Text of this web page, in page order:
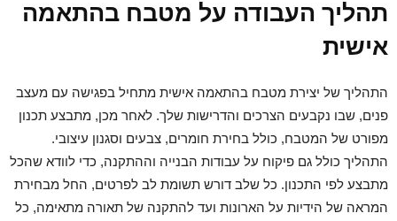
תהליך העבודה על מטבח בהתאמה
אישית
התהליך של יצירת מטבח בהתאמה אישית מתחיל בפגישה עם מעצב
פנים, שבו נקבעים הצרכים והדרישות שלך. לאחר מכן, מתבצע תכנון
מפורט של המטבח, כולל בחירת חומרים, צבעים וסגנון עיצובי.
התהליך כולל גם פיקוח על עבודות הבנייה וההתקנה, כדי לוודא שהכל
מתבצע לפי התכנון. כל שלב דורש תשומת לב לפרטים, החל מבחירת
המראה של הידיות על הארונות ועד להתקנה של תאורה מתאימה, כל